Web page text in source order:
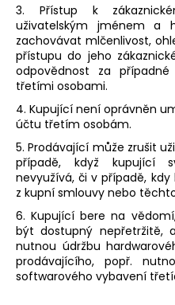
3. Přístup k
uživatelským jménem a
zachovávat mlčenlivost,
přístupu do jeho
odpovědnost za
třetími osobami.
4. Kupující není oprávněn
účtu třetím osobám.
5. Prodávající může zrušit
případě, když kupující
nevyužívá, či v případě,
z kupní smlouvy nebo
6. Kupující bere na
být dostupný nepřetržitě,
nutnou údržbu
prodávajícího, popř.
softwarového vybavení